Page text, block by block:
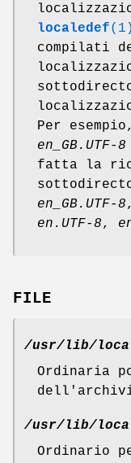
localedef(1)
compilati
Per
en_GB.UTF-8
fatta la
en_GB.UTF-8
en.UTF-8,
FILE
/usr/lib/
Ordinaria
/usr/lib/
Ordinario